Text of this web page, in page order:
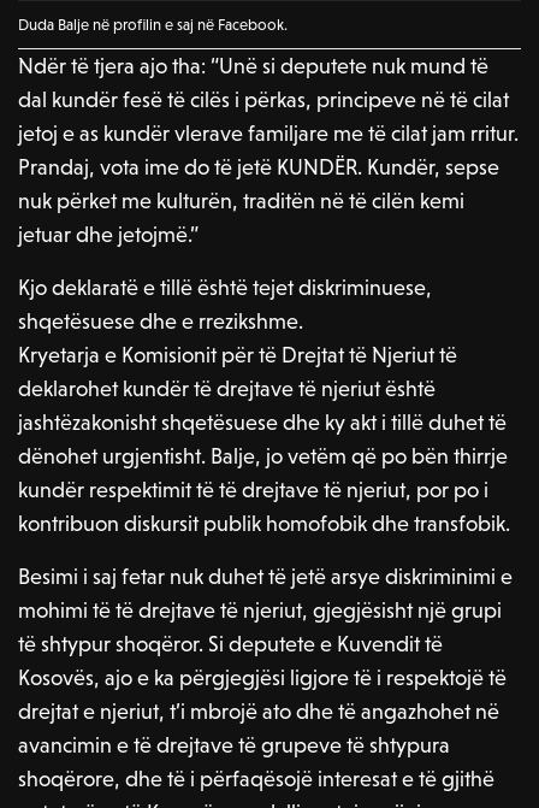
Duda Balje në profilin e saj në Facebook.
Ndër të tjera ajo tha: “Unë si deputete nuk mund të
dal kundër fesë të cilës i përkas, principeve në të cilat
jetoj e as kundër vlerave familjare me të cilat jam rritur.
Prandaj, vota ime do të jetë KUNDËR. Kundër, sepse
nuk përket me kulturën, traditën në të cilën kemi
jetuar dhe jetojmë.”
Kjo deklaratë e tillë është tejet diskriminuese,
shqetësuese dhe e rrezikshme.
Kryetarja e Komisionit për të Drejtat të Njeriut të
deklarohet kundër të drejtave të njeriut është
jashtëzakonisht shqetësuese dhe ky akt i tillë duhet të
dënohet urgjentisht. Balje, jo vetëm që po bën thirrje
kundër respektimit të të drejtave të njeriut, por po i
kontribuon diskursit publik homofobik dhe transfobik.
Besimi i saj fetar nuk duhet të jetë arsye diskriminimi e
mohimi të të drejtave të njeriut, gjegjësisht një grupi
të shtypur shoqëror. Si deputete e Kuvendit të
Kosovës, ajo e ka përgjegjësi ligjore të i respektojë të
drejtat e njeriut, t’i mbrojë ato dhe të angazhohet në
avancimin e të drejtave të grupeve të shtypura
shoqërore, dhe të i përfaqësojë interesat e të gjithë